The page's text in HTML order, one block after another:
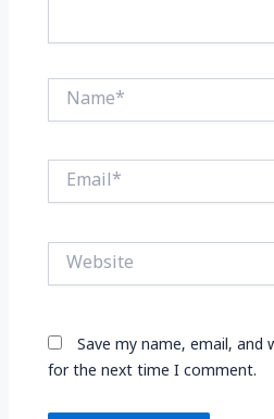
Name*
Email*
Website
Save my name, email, and
for the next time I comment.